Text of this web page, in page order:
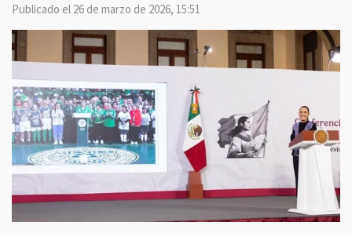
Publicado el 26 de marzo de 2026, 15:51